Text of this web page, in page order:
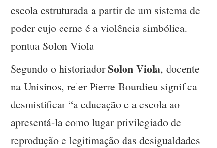
escola estruturada a partir de um sistema de
poder cujo cerne é a violência simbólica,
pontua Solon Viola
Segundo o historiadorSolon Viola, docente
na Unisinos, reler Pierre Bourdieu significa
desmistificar “a educação e a escola ao
apresentá-la como lugar privilegiado de
reprodução e legitimação das desigualdades